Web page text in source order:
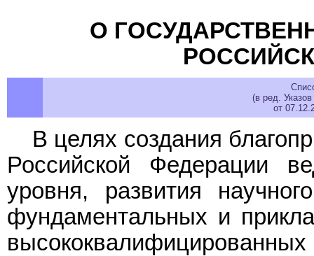
О
(в ред.
от
В целях создания
Российской Федерации
уровня, развития
фундаментальных и